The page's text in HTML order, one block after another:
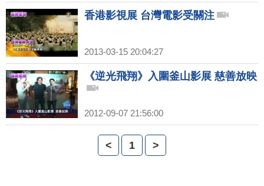
香港影視展 台灣電影受關注
2013-03-15 20:04:27
《逆光飛翔》入圍釜山影展 慈善放映
2012-09-07 21:56:00
< 1 >